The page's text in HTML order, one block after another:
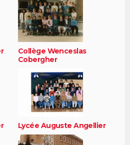
Collège Wenceslas
Cobergher
Lycée Auguste Angellier